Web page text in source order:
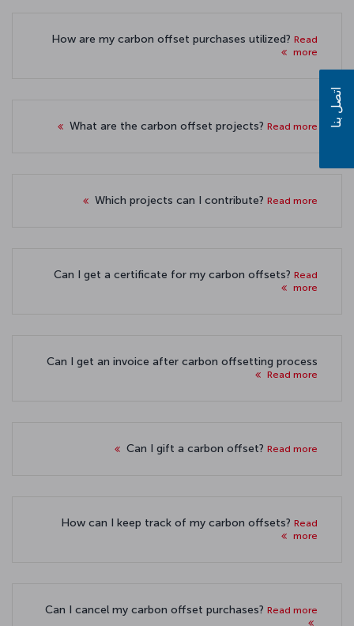
How are my carbon offset purchases utilized? Read
more
What are the carbon offset projects? Read more
Which projects can I contribute? Read more
Can I get a certificate for my carbon offsets? Read
more
Can I get an invoice after carbon offsetting process
Read more
Can I gift a carbon offset? Read more
How can I keep track of my carbon offsets? Read
more
Can I cancel my carbon offset purchases? Read more
اتصل بنا